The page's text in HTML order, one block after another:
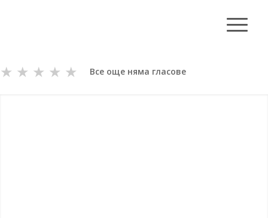
★
★
★
★
★ Все още няма гласове